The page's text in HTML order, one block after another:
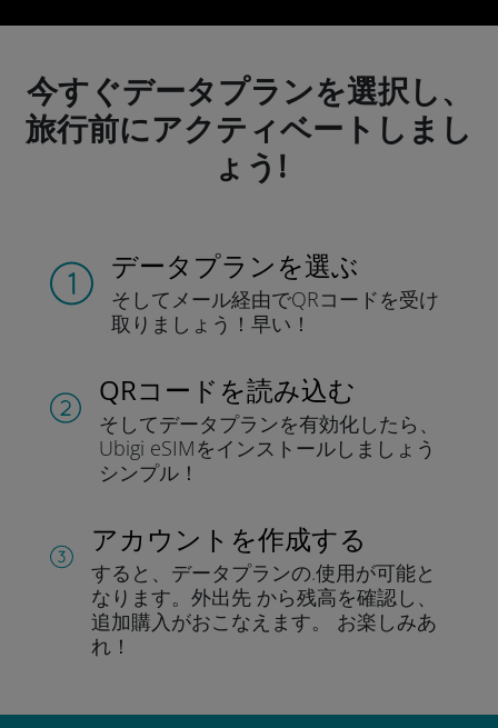
今すぐデータプランを選択し、
旅行前にアクティベートしまし
ょう!
データプランを選ぶ
そしてメール経由でQRコードを受け
取りましょう！早い！
QRコードを読み込む
そしてデータプランを有効化したら、
Ubigi eSIMをインストールしま しょう
シンプル！
アカウントを作成する
すると、データプランの.使用が可能と
なります。 外出先 から残高を確認し、
追加購入がおこなえます。
お楽しみあ
れ！